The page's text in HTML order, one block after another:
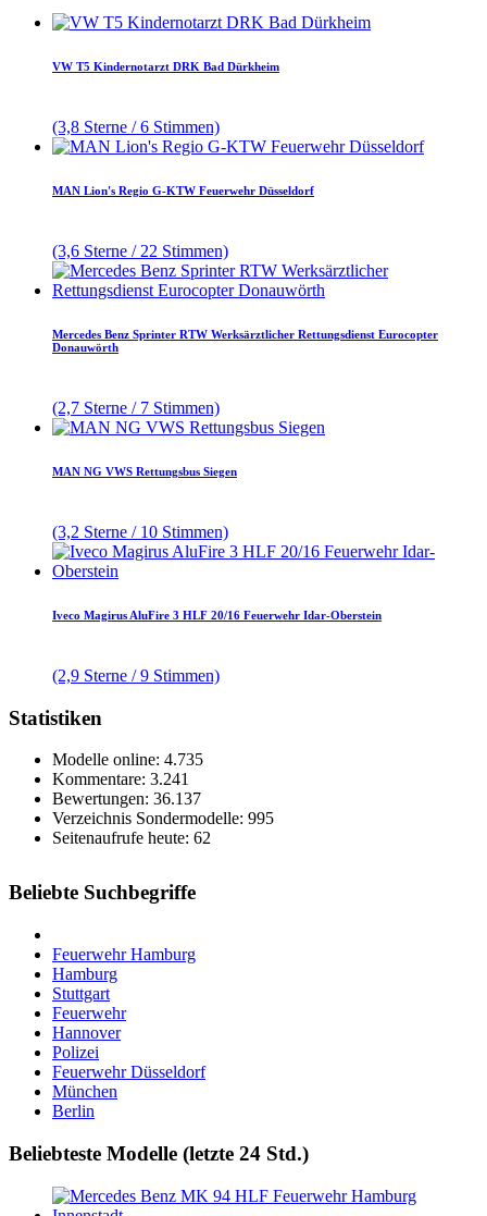
VW T5 Kindernotarzt DRK Bad Dürkheim
(3,8 Sterne / 6 Stimmen)
MAN Lion's Regio G-KTW Feuerwehr Düsseldorf
(3,6 Sterne / 22 Stimmen)
Mercedes Benz Sprinter RTW Werksärztlicher Rettungsdienst Eurocopter
Donauwörth
(2,7 Sterne / 7 Stimmen)
MAN NG VWS Rettungsbus Siegen
(3,2 Sterne / 10 Stimmen)
Iveco Magirus AluFire 3 HLF 20/16 Feuerwehr Idar-Oberstein
(2,9 Sterne / 9 Stimmen)
Statistiken
Modelle online: 4.735
Kommentare: 3.241
Bewertungen: 36.137
Verzeichnis Sondermodelle: 995
Seitenaufrufe heute: 62
Beliebte Suchbegriffe
Feuerwehr Hamburg
Hamburg
Stuttgart
Feuerwehr
Hannover
Polizei
Feuerwehr Düsseldorf
München
Berlin
Beliebteste Modelle (letzte 24 Std.)